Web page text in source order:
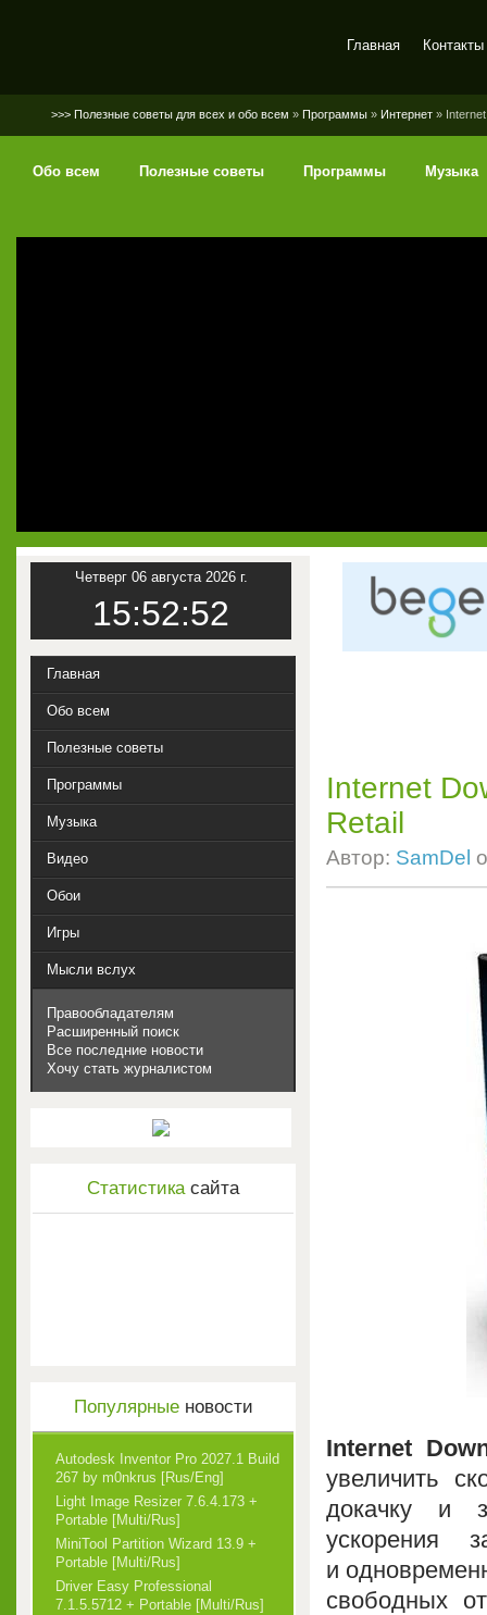
Главная Контакты
>>> Полезные советы для всех и обо всем » Программы » Интернет »
Обо всем Полезные советы Программы Музыка
Internet
Retail
Автор: SamDel
Internet
увеличить
докачку и
ускорения
и
свободных
Четверг 06 августа 2026 г.
15:52:53
Главная
Обо всем
Полезные советы
Программы
Музыка
Видео
Обои
Игры
Мысли вслух
Правообладателям
Расширенный поиск
Все последние новости
Хочу стать журналистом
Статистикасайта
Популярныеновости
Autodesk Inventor Pro 2027.1 Build
267 by m0nkrus [Rus/Eng]
Light Image Resizer 7.6.4.173 +
Portable [Multi/Rus]
MiniTool Partition Wizard 13.9 +
Portable [Multi/Rus]
Driver Easy Professional
7.1.5.5712 + Portable [Multi/Rus]